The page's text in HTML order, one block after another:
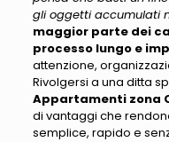
gli oggetti accumulati
maggior parte dei
processo lungo e
attenzione,
Rivolgersi a una ditta
Appartamenti zona
di vantaggi che
semplice, rapido e